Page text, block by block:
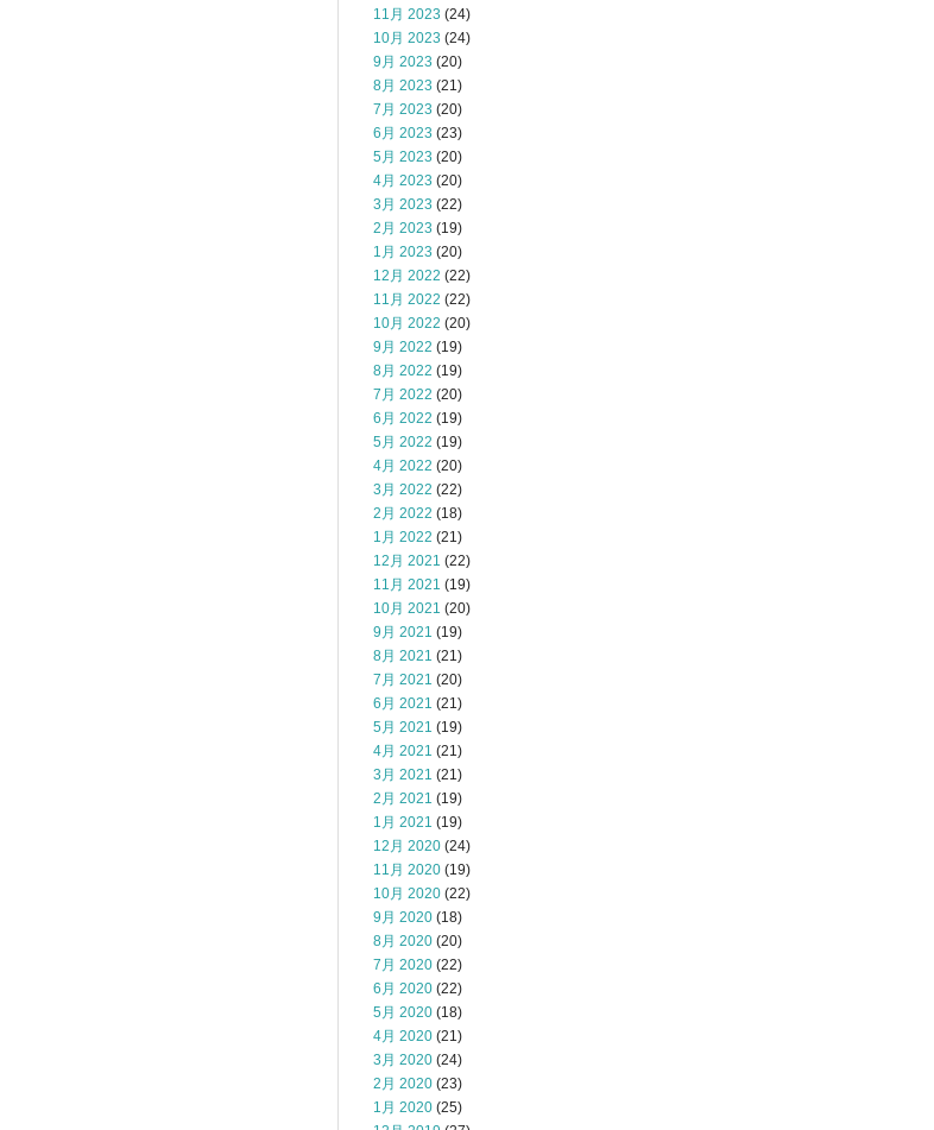
11月 2023 (24)
10月 2023 (24)
9月 2023 (20)
8月 2023 (21)
7月 2023 (20)
6月 2023 (23)
5月 2023 (20)
4月 2023 (20)
3月 2023 (22)
2月 2023 (19)
1月 2023 (20)
12月 2022 (22)
11月 2022 (22)
10月 2022 (20)
9月 2022 (19)
8月 2022 (19)
7月 2022 (20)
6月 2022 (19)
5月 2022 (19)
4月 2022 (20)
3月 2022 (22)
2月 2022 (18)
1月 2022 (21)
12月 2021 (22)
11月 2021 (19)
10月 2021 (20)
9月 2021 (19)
8月 2021 (21)
7月 2021 (20)
6月 2021 (21)
5月 2021 (19)
4月 2021 (21)
3月 2021 (21)
2月 2021 (19)
1月 2021 (19)
12月 2020 (24)
11月 2020 (19)
10月 2020 (22)
9月 2020 (18)
8月 2020 (20)
7月 2020 (22)
6月 2020 (22)
5月 2020 (18)
4月 2020 (21)
3月 2020 (24)
2月 2020 (23)
1月 2020 (25)